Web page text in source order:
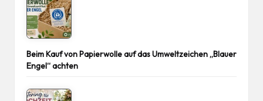
Beim Kauf von Papierwolle auf das Umweltzeichen „Blauer
Engel“ achten